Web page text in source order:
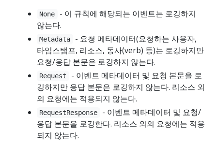
None
- 이 규칙에 해당되는 이벤트는 로깅하지
않는다.
Metadata
- 요청 메타데이터(요청하는 사용자,
타임스탬프, 리소스, 동사(verb) 등)는 로깅하지만
요청/응답 본문은 로깅하지 않는다.
Request
- 이벤트 메타데이터 및 요청 본문을 로
깅하지만 응답 본문은 로깅하지 않는다. 리소스 외
의 요청에는 적용되지 않는다.
RequestResponse
- 이벤트 메타데이터 및 요청/
응답 본문을 로깅한다. 리소스 외의 요청에는 적용
되지 않는다.